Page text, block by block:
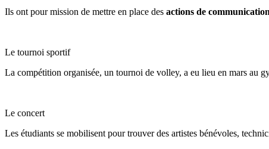
Ils ont pour mission de mettre en place des actions de
Le tournoi sportif
La compétition organisée, un tournoi de volley, a eu lieu en mars au
Le concert
Les étudiants se mobilisent pour trouver des artistes bénévoles,